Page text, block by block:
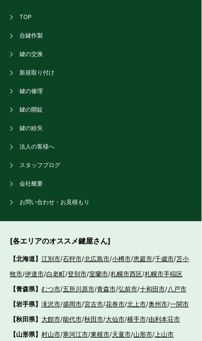
TOP
合鍵作製
鍵の交換
新規取り付け
鍵の修理
鍵の開錠
鍵の紛失
法人の客様へ
スタッフブログ
会社概要
お問い合わせ・お見積もり
[各エリアのオススメ鍵屋さん]
【北海道】 江別市/石狩市/北広島市/小樽市/恵庭市/千歳市/苫小
牧市/伊達市/白老町/登別市/室蘭市/札幌市西区/札幌市手稲区
【青森県】 むつ市/五所川原市/青森市/弘前市/十和田市/八戸市
【岩手県】 滝沢市/盛岡市/宮古市/花巻市/北上市/奥州市/一関市
【秋田県】 大館市/能代市/秋田市/大仙市/横手市/由利本荘市
【山形県】 村山市/寒河江市/東根市/天童市/山形市/上山市